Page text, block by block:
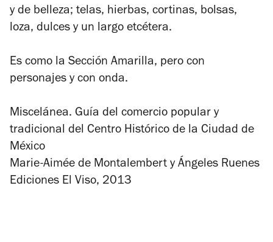
y de belleza; telas, hierbas, cortinas, bolsas,
loza, dulces y un largo etcétera.
Es como la Sección Amarilla, pero con
personajes y con onda.
Miscelánea. Guía del comercio popular y
tradicional del Centro Histórico de la Ciudad de
México
Marie-Aimée de Montalembert y Ángeles Ruenes
Ediciones El Viso, 2013